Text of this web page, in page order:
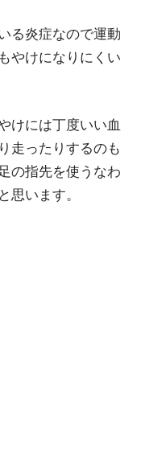
る炎症なので運動
やけになりにくい
けには丁度いい血
走ったりするのも
の指先を使うなわ
思います。